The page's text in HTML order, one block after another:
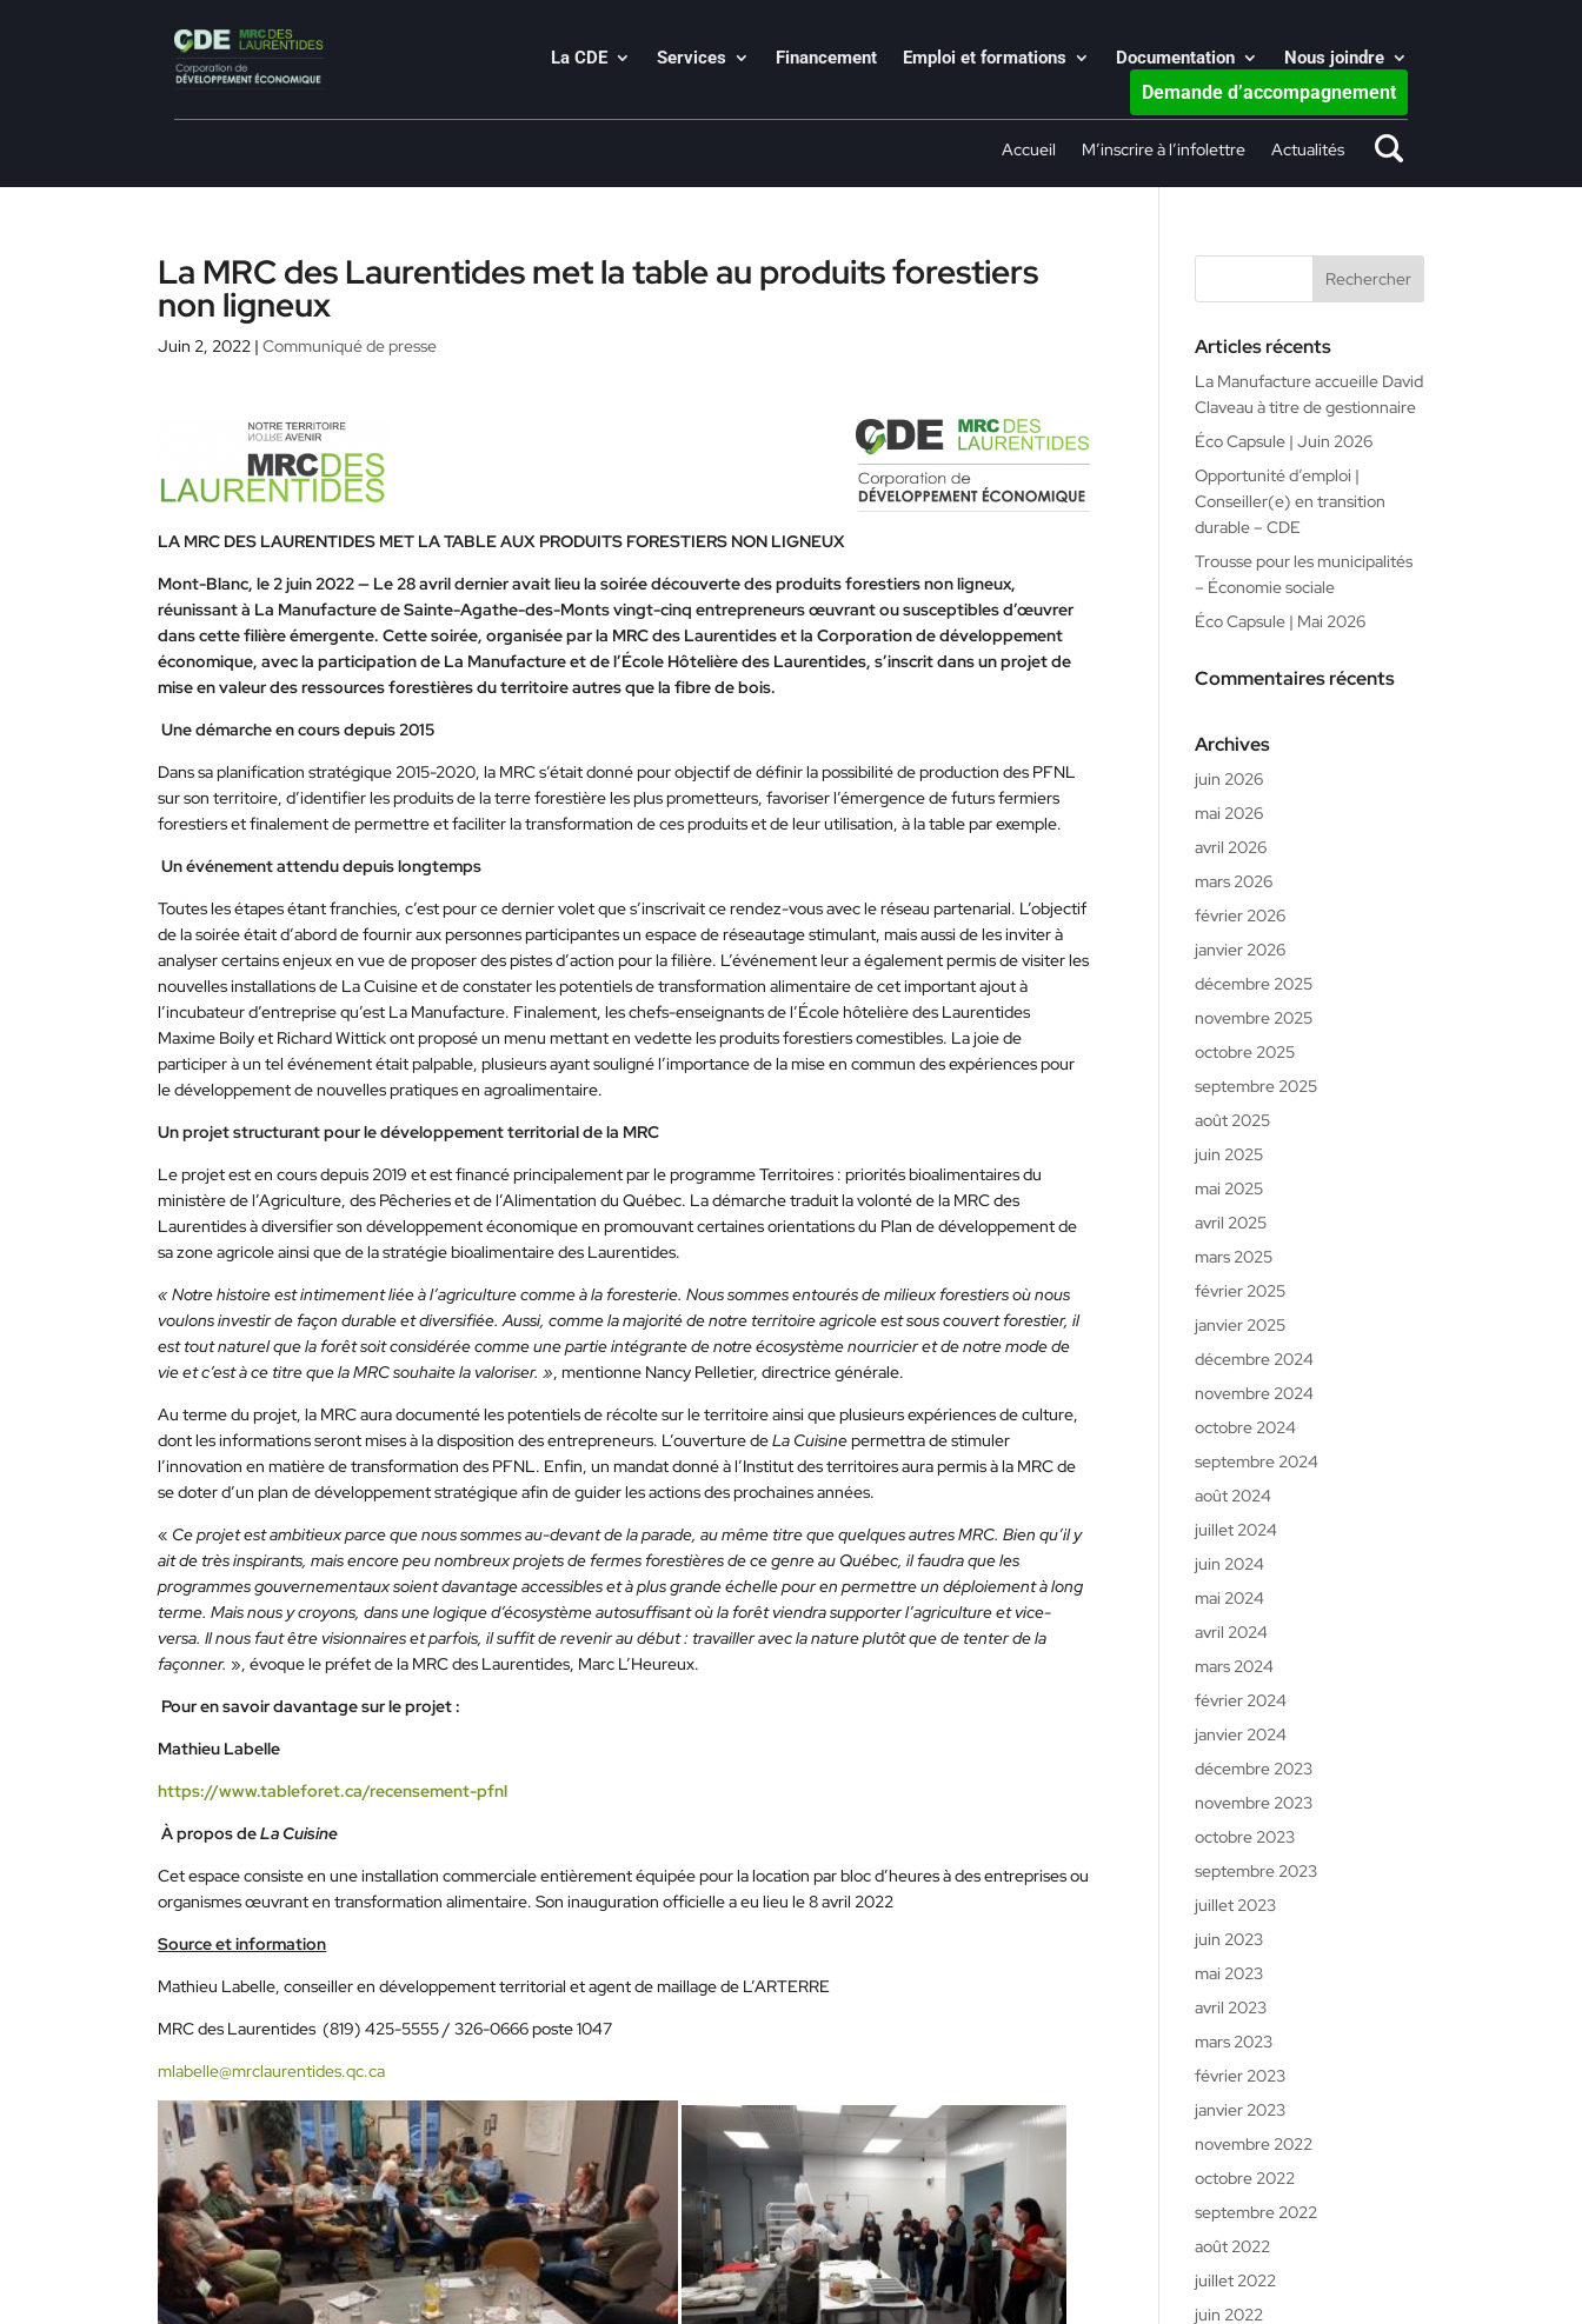
La CDE Services Financement Emploi et formations Documentation Nous joindre
Demande d’accompagnement
Accueil M’inscrire à l’infolettre Actualités
La MRC des Laurentides met la table au produits forestiers
non ligneux
Juin 2, 2022 |Communiqué de presse
LA MRC DES LAURENTIDES MET LA TABLE AUX PRODUITS FORESTIERS NON LIGNEUX
Mont-Blanc, le 2 juin 2022 — Le 28 avril dernier avait lieu la soirée découverte des produits forestiers non ligneux,
réunissant à La Manufacture de Sainte-Agathe-des-Monts vingt-cinq entrepreneurs œuvrant ou susceptibles d’œuvrer
dans cette filière émergente. Cette soirée, organisée par la MRC des Laurentides et la Corporation de développement
économique, avec la participation de La Manufacture et de l’École Hôtelière des Laurentides, s’inscrit dans un projet de
mise en valeur des ressources forestières du territoire autres que la fibre de bois.
Une démarche en cours depuis 2015
Dans sa planification stratégique 2015-2020, la MRC s’était donné pour objectif de définir la possibilité de production des PFNL
sur son territoire, d’identifier les produits de la terre forestière les plus prometteurs, favoriser l’émergence de futurs fermiers
forestiers et finalement de permettre et faciliter la transformation de ces produits et de leur utilisation, à la table par exemple.
Un événement attendu depuis longtemps
Toutes les étapes étant franchies, c’est pour ce dernier volet que s’inscrivait ce rendez-vous avec le réseau partenarial. L’objectif
de la soirée était d’abord de fournir aux personnes participantes un espace de réseautage stimulant, mais aussi de les inviter à
analyser certains enjeux en vue de proposer des pistes d’action pour la filière. L’événement leur a également permis de visiter les
nouvelles installations de La Cuisine et de constater les potentiels de transformation alimentaire de cet important ajout à
l’incubateur d’entreprise qu’est La Manufacture. Finalement, les chefs-enseignants de l’École hôtelière des Laurentides
Maxime Boily et Richard Wittick ont proposé un menu mettant en vedette les produits forestiers comestibles. La joie de
participer à un tel événement était palpable, plusieurs ayant souligné l’importance de la mise en commun des expériences pour
le développement de nouvelles pratiques en agroalimentaire.
Un projet structurant pour le développement territorial de la MRC
Le projet est en cours depuis 2019 et est financé principalement par le programme Territoires : priorités bioalimentaires du
ministère de l’Agriculture, des Pêcheries et de l’Alimentation du Québec. La démarche traduit la volonté de la MRC des
Laurentides à diversifier son développement économique en promouvant certaines orientations du Plan de développement de
sa zone agricole ainsi que de la stratégie bioalimentaire des Laurentides.
« Notre histoire est intimement liée à l’agriculture comme à la foresterie. Nous sommes entourés de milieux forestiers où nous
voulons investir de façon durable et diversifiée. Aussi, comme la majorité de notre territoire agricole est sous couvert forestier, il
est tout naturel que la forêt soit considérée comme une partie intégrante de notre écosystème nourricier et de notre mode de
vie et c’est à ce titre que la MRC souhaite la valoriser. », mentionne Nancy Pelletier, directrice générale.
Au terme du projet, la MRC aura documenté les potentiels de récolte sur le territoire ainsi que plusieurs expériences de culture,
dont les informations seront mises à la disposition des entrepreneurs. L’ouverture deLa Cuisinepermettra de stimuler
l’innovation en matière de transformation des PFNL. Enfin, un mandat donné à l’Institut des territoires aura permis à la MRC de
se doter d’un plan de développement stratégique afin de guider les actions des prochaines années.
« Ce projet est ambitieux parce que nous sommes au-devant de la parade, au même titre que quelques autres MRC. Bien qu’il y
ait de très inspirants, mais encore peu nombreux projets de fermes forestières de ce genre au Québec, il faudra que les
programmes gouvernementaux soient davantage accessibles et à plus grande échelle pour en permettre un déploiement à long
terme. Mais nous y croyons, dans une logique d’écosystème autosuffisant où la forêt viendra supporter l’agriculture et vice-
versa. Il nous faut être visionnaires et parfois, il suffit de revenir au début : travailler avec la nature plutôt que de tenter de la
façonner. », évoque le préfet de la MRC des Laurentides, Marc L’Heureux.
Pour en savoir davantage sur le projet :
Mathieu Labelle
https://www.tableforet.ca/recensement-pfnl
À propos deLa Cuisine
Cet espace consiste en une installation commerciale entièrement équipée pour la location par bloc d’heures à des entreprises ou
organismes œuvrant en transformation alimentaire. Son inauguration officielle a eu lieu le 8 avril 2022
Source et information
Mathieu Labelle, conseiller en développement territorial et agent de maillage de L’ARTERRE
MRC des Laurentides (819) 425-5555 / 326-0666 poste 1047
mlabelle@mrclaurentides.qc.ca
Articles récents
La Manufacture accueille David
Claveau à titre de gestionnaire
Éco Capsule | Juin 2026
Opportunité d’emploi |
Conseiller(e) en transition
durable – CDE
Trousse pour les municipalités
– Économie sociale
Éco Capsule | Mai 2026
Commentaires récents
Archives
juin 2026
mai 2026
avril 2026
mars 2026
février 2026
janvier 2026
décembre 2025
novembre 2025
octobre 2025
septembre 2025
août 2025
juin 2025
mai 2025
avril 2025
mars 2025
février 2025
janvier 2025
décembre 2024
novembre 2024
octobre 2024
septembre 2024
août 2024
juillet 2024
juin 2024
mai 2024
avril 2024
mars 2024
février 2024
janvier 2024
décembre 2023
novembre 2023
octobre 2023
septembre 2023
juillet 2023
juin 2023
mai 2023
avril 2023
mars 2023
février 2023
janvier 2023
novembre 2022
octobre 2022
septembre 2022
août 2022
juillet 2022
juin 2022